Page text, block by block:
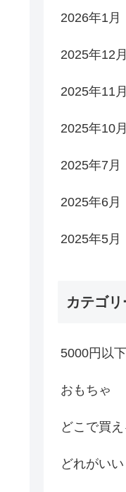
2026年1月
2025年12月
2025年11月
2025年10月
2025年7月
2025年6月
2025年5月
カテゴリ
5000円以下
おもちゃ
どこで買え
どれがいい